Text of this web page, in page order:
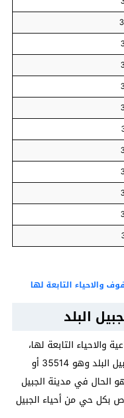
والاحياء التابعة لها
البلد
والاحياء التابعة لها،
سنتعرف الآن على الرمز البريدي الجبيل البلد وهو 35514 أو
35513، وكما هو الحال في مدينة الجبيل
بكل حي من أحياء الجبيل